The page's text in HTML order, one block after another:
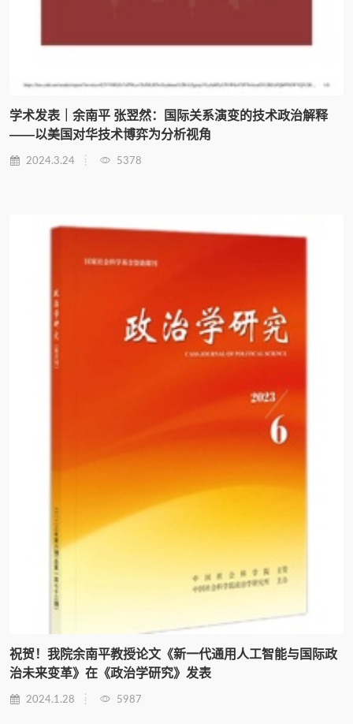
学术发表｜余南平 张翌然：国际关系演变的技术政治解释
——以美国对华技术博弈为分析视角
2024.3.24 5378
祝贺！我院余南平教授论文《新一代通用人工智能与国际政
治未来变革》在《政治学研究》发表
2024.1.28 5987